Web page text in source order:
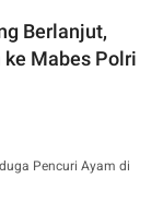
Berlanjut,
Mabes Polri